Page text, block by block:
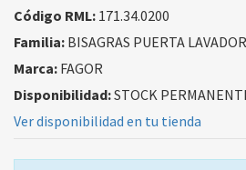
Código RML: 171.34.0200
Familia: BISAGRAS PUERTA
Marca: FAGOR
Disponibilidad:STOCK
Ver disponibilidad en tu tienda